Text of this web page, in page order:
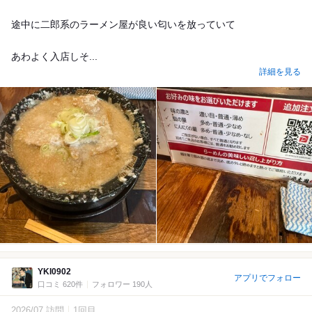
途中に二郎系のラーメン屋が良い匂いを放っていて
あわよく入店しそ...
詳細を見る
YKI0902
口コミ 620件 フォロワー 190人
アプリでフォロー